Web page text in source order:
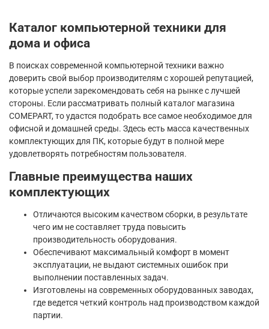
Каталог компьютерной техники для
дома и офиса
В поисках современной компьютерной техники важно
доверить свой выбор производителям с хорошей репутацией,
которые успели зарекомендовать себя на рынке с лучшей
стороны. Если рассматривать полный каталог магазина
COMEPART, то удастся подобрать все самое необходимое для
офисной и домашней среды. Здесь есть масса качественных
комплектующих для ПК, которые будут в полной мере
удовлетворять потребностям пользователя.
Главные преимущества наших
комплектующих
Отличаются высоким качеством сборки, в результате
чего им не составляет труда повысить
производительность оборудования.
Обеспечивают максимальный комфорт в момент
эксплуатации, не выдают системных ошибок при
выполнении поставленных задач.
Изготовлены на современных оборудованных заводах,
где ведется четкий контроль над производством каждой
партии.